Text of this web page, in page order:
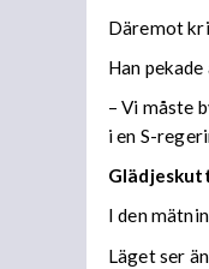
Däremot
Han
– Vi måste
i en S-
I den
Läget ser